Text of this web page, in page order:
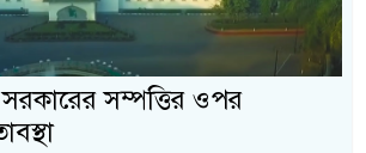
সম্পত্তির ওপর